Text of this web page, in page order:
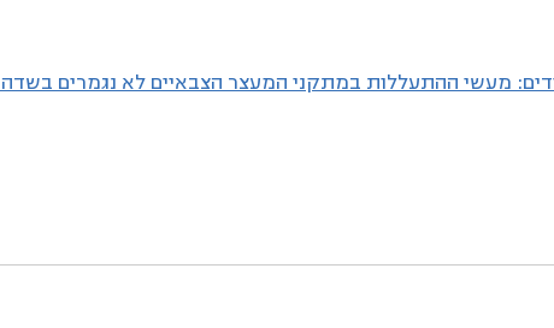
מעשי ההתעללות במתקני המעצר הצבאיים לא נגמרים בשדה